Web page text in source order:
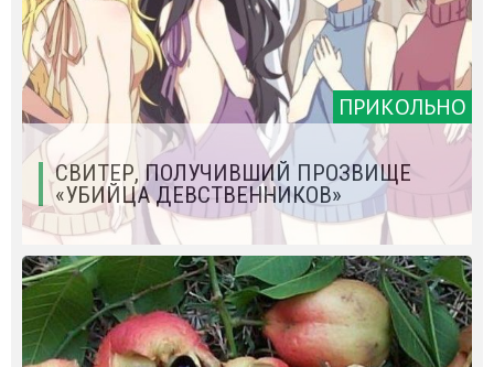
ПРИКОЛЬНО
СВИТЕР, ПОЛУЧИВШИЙ ПРОЗВИЩЕ
«УБИЙЦА ДЕВСТВЕННИКОВ»